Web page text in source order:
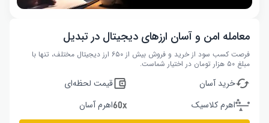
معامله امن و آسان ارزهای دیجیتال در تبدیل
فرصت کسب سود از خرید و فروش بیش از ۶۵۰ ارز دیجیتال مختلف، تنها با
مبلغ ۵۰ هزار تومان در اختیار شماست.
خرید آسان
قیمت لحظه‌ای
اهرم کلاسیک
اهرم آسان